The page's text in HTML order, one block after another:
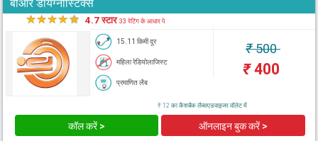
बीआर डायग्नोस्टिक्स
★★★★★ 4.7 स्टार33 रेटिंग के आधार पे
15.11 किमी दूर
महिला रेडियोलाजिस्ट
प्रमाणित लैब
₹500
₹400
₹ 12 का कैशबैक लैब्सएडवाइजर वॉलेट में
कॉल करें > ऑनलाइन बुक करें >